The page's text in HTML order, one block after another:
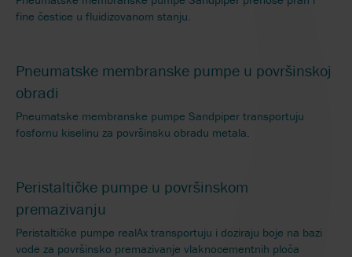
fine čestice u fluidizovanom stanju.
Pneumatske membranske pumpe u površinskoj
obradi
Pneumatske membranske pumpe Sandpiper transportuju
fosfornu kiselinu za površinsku obradu metala.
Peristaltičke pumpe u površinskom
premazivanju
Peristaltičke pumpe realAx transportuju i doziraju boje na bazi
vode za površinsko premazivanje vlaknocementnih ploča